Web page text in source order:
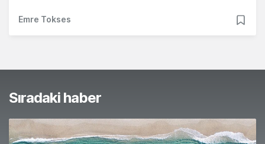
Emre Tokses
Sıradaki haber